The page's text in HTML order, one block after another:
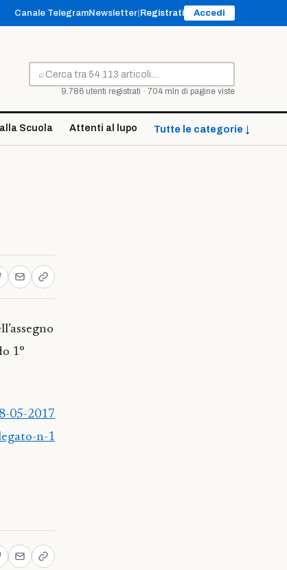
Canale TelegramNewsletter Registrati Accedi
⌕
Cerca
9.786 utenti registrati · 704 mln di pagine viste
Scuola Attenti al lupo Tutte le categorie ↓
1°
05-2017
n-1